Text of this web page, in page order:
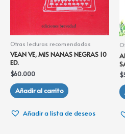
Otras lecturas recomendadas
VEAN VE, MIS NANAS NEGRAS 10
ED.
$60.000
Añadir al carrito
Añadir a lista de deseos
$